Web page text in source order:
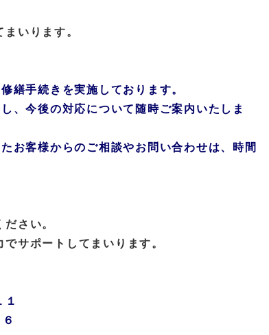
いります。
繕手続きを実施しております。
、今後の対応について随時ご案内いたしま
お客様からのご相談やお問い合わせは、時間
さい。
サポートしてまいります。
１